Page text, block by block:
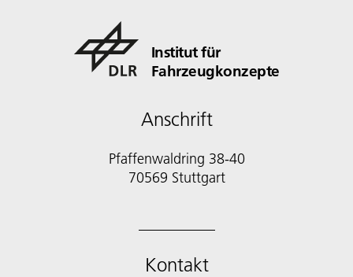
Institut für
Fahrzeugkonzepte
Anschrift
Pfaffenwaldring 38-40
70569 Stuttgart
Kontakt